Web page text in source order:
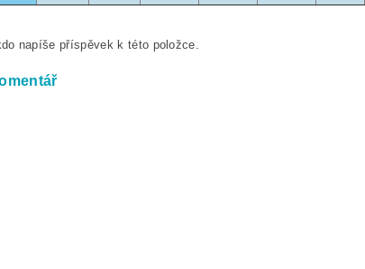
napíše příspěvek k této položce.